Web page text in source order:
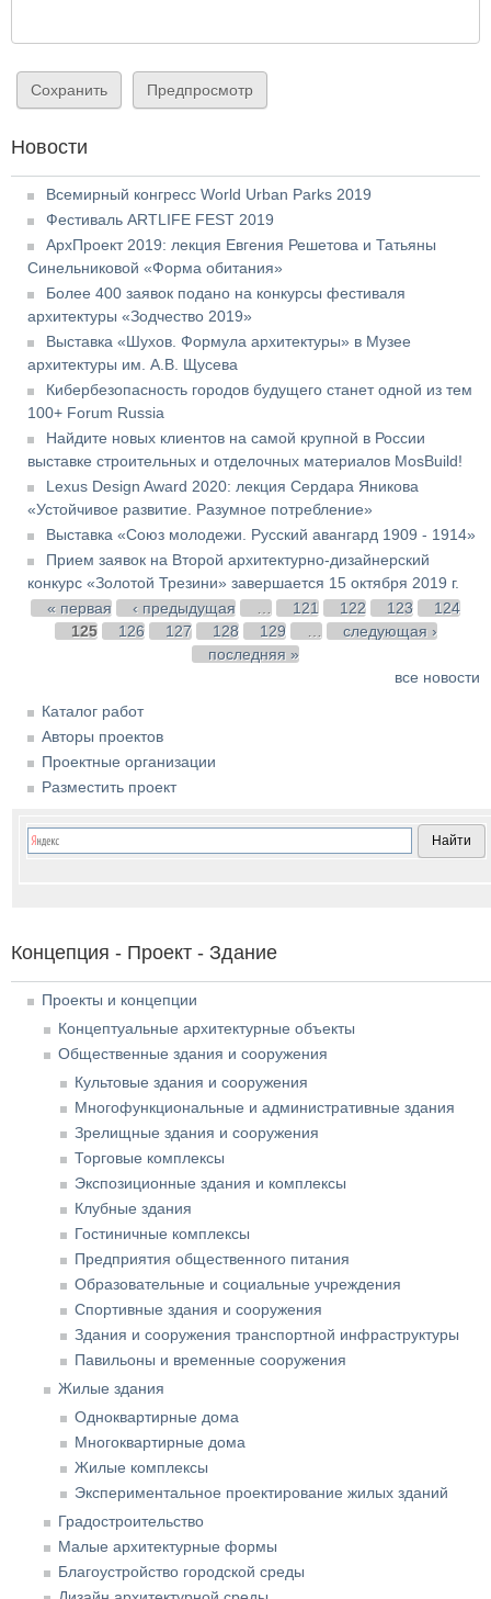
Новости
Всемирный конгресс World Urban Parks 2019
Фестиваль ARTLIFE FEST 2019
АрхПроект 2019: лекция Евгения Решетова и Татьяны
Синельниковой «Форма обитания»
Более 400 заявок подано на конкурсы фестиваля
архитектуры «Зодчество 2019»
Выставка «Шухов. Формула архитектуры» в Музее
архитектуры им. А.В. Щусева
Кибербезопасность городов будущего станет одной из тем
100+ Forum Russia
Найдите новых клиентов на самой крупной в России
выставке строительных и отделочных материалов MosBuild!
Lexus Design Award 2020: лекция Сердара Яникова
«Устойчивое развитие. Разумное потребление»
Выставка «Союз молодежи. Русский авангард 1909 - 1914»
Прием заявок на Второй архитектурно-дизайнерский
конкурс «Золотой Трезини» завершается 15 октября 2019 г.
Страницы
« первая ‹ предыдущая 121 122 123
124
125
126 127 128 129
следующая ›
последняя »
все новости
Каталог работ
Авторы проектов
Проектные организации
Разместить проект
Концепция - Проект - Здание
Проекты и концепции
Концептуальные архитектурные объекты
Общественные здания и сооружения
Культовые здания и сооружения
Многофункциональные и административные здания
Зрелищные здания и сооружения
Торговые комплексы
Экспозиционные здания и комплексы
Клубные здания
Гостиничные комплексы
Предприятия общественного питания
Образовательные и социальные учреждения
Спортивные здания и сооружения
Здания и сооружения транспортной инфраструктуры
Павильоны и временные сооружения
Жилые здания
Одноквартирные дома
Многоквартирные дома
Жилые комплексы
Экспериментальное проектирование жилых зданий
Градостроительство
Малые архитектурные формы
Благоустройство городской среды